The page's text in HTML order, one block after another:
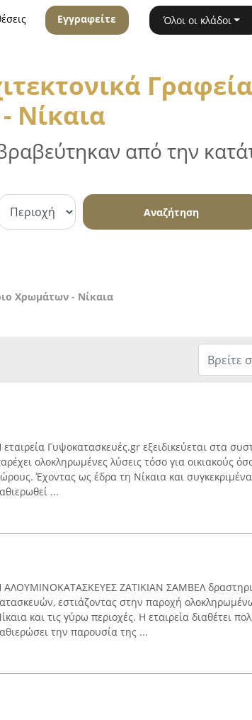
Εγγραφείτε Όλοι οι κλάδοι
Νίκαια
από την
Αναζήτηση
Χρωμάτων - Νίκαια
εταιρεία Γυψοκατασκευές.gr εξειδικεύεται στα
ολοκληρωμένες λύσεις τόσο για οικιακούς
Έχοντας ως έδρα τη Νίκαια και
...
ΑΛΟΥΜΙΝΟΚΑΤΑΣΚΕΥΕΣ ΖΑΤΙΚΙΑΝ ΣΑΜΒΕΛ
εστιάζοντας στην παροχή
και τις γύρω περιοχές. Η εταιρεία διαθέτει
την παρουσία της ...